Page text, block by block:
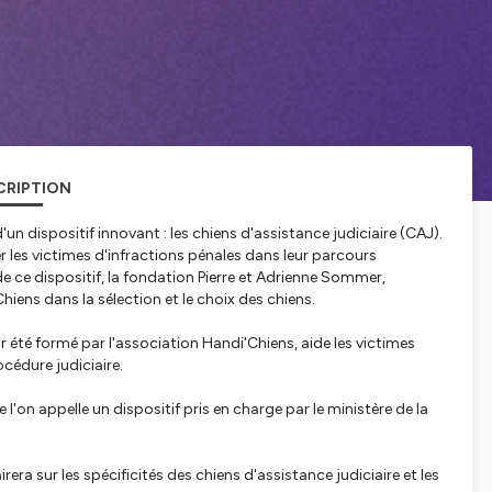
dispositif innovant : les chiens d'assistance judiciaire (CAJ).
victimes d'infractions pénales dans leur parcours
ce dispositif, la fondation Pierre et Adrienne Sommer,
dans la sélection et le choix des chiens.
formé par l'association Handi'Chiens, aide les victimes
judiciaire.
appelle un dispositif pris en charge par le ministère de la
sur les spécificités des chiens d'assistance judiciaire et les